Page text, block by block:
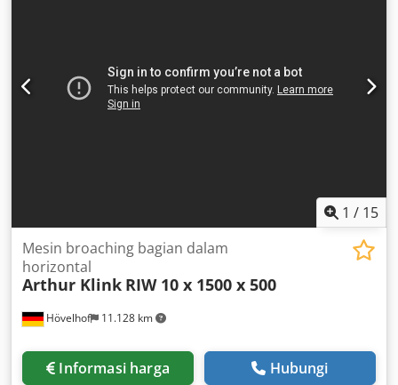
1 / 15
Hövelhof 11.128 km
Mesin broaching bagian dalam
horizontal
Arthur Klink RIW 10 x 1500 x 500
Informasi harga Hubungi